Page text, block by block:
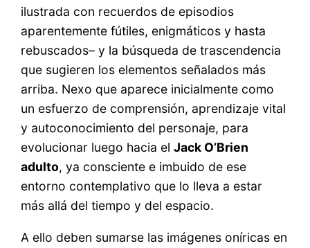
ilustrada con recuerdos de episodios
aparentemente fútiles, enigmáticos y hasta
rebuscados– y la búsqueda de trascendencia
que sugieren los elementos señalados más
arriba. Nexo que aparece inicialmente como
un esfuerzo de comprensión, aprendizaje vital
y autoconocimiento del personaje, para
evolucionar luego hacia elJack O’Brien
adulto, ya consciente e imbuido de ese
entorno contemplativo que lo lleva a estar
más allá del tiempo y del espacio.
A ello deben sumarse las imágenes oníricas en